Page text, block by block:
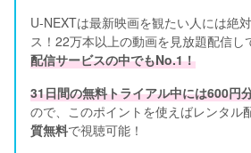
U-NEXTは最新映画を観たい人には絶
ス！22万本以上の動画を見放題配信し
配信サービスの中でもNo.1！
31日間の無料トライアル中には600円
ので、このポイントを使えばレンタル
質無料で視聴可能！